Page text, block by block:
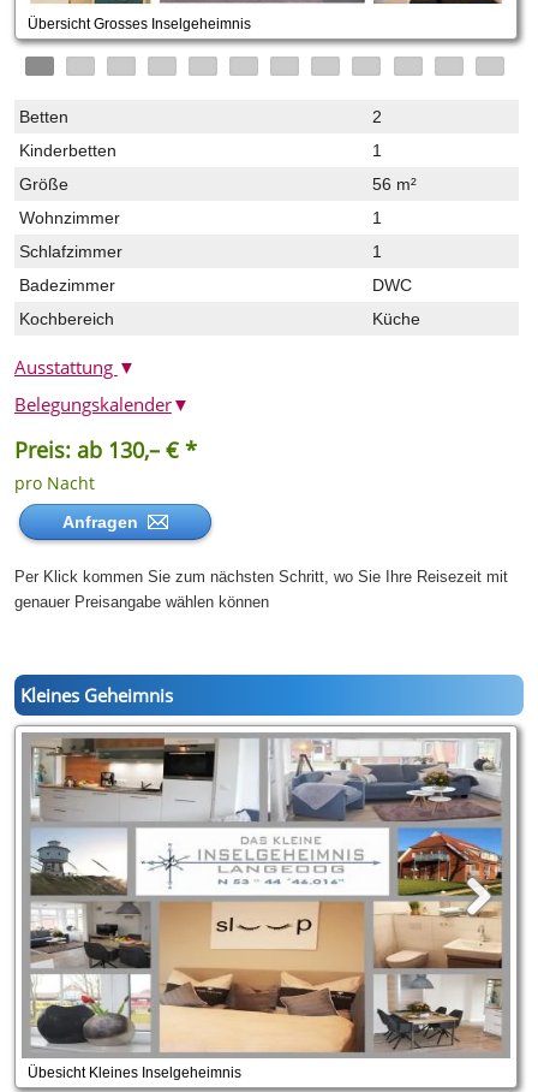
Übersicht Grosses Inselgeheimnis
Betten
2
Kinderbetten
1
Größe
56 m²
Wohnzimmer
1
Schlafzimmer
1
Badezimmer
DWC
Kochbereich
Küche
Ausstattung ▼
Preis: ab 130,– € *
pro Nacht
Anfragen
Per Klick kommen Sie zum nächsten Schritt, wo Sie Ihre Reisezeit mit
genauer Preisangabe wählen können
Belegungskalender▼
Kleines Geheimnis
Übesicht Kleines Inselgeheimnis